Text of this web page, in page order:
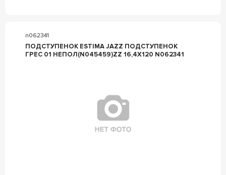
n062341
ПОДСТУПЕНОК ESTIMA JAZZ ПОДСТУПЕНОК
ГРЕС 01 НЕПОЛ(N045459)ZZ 16,4X120 N062341